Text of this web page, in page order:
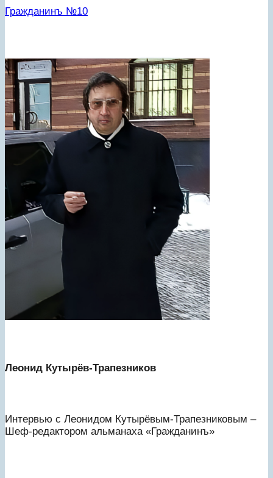
Гражданинъ №10
Леонид Кутырёв-Трапезников
Интервью с Леонидом Кутырёвым-Трапезниковым –
Шеф-редактором альманаха «Гражданинъ»